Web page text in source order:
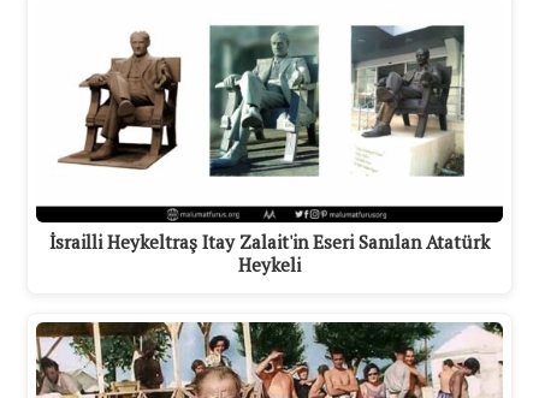
İsrailli Heykeltraş Itay Zalait'in Eseri Sanılan Atatürk
Heykeli